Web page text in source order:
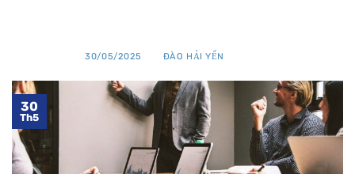
ĐÃ ĐĂNG TRÊN30/05/2025 ĐÀO HẢI YẾN
30
Th5